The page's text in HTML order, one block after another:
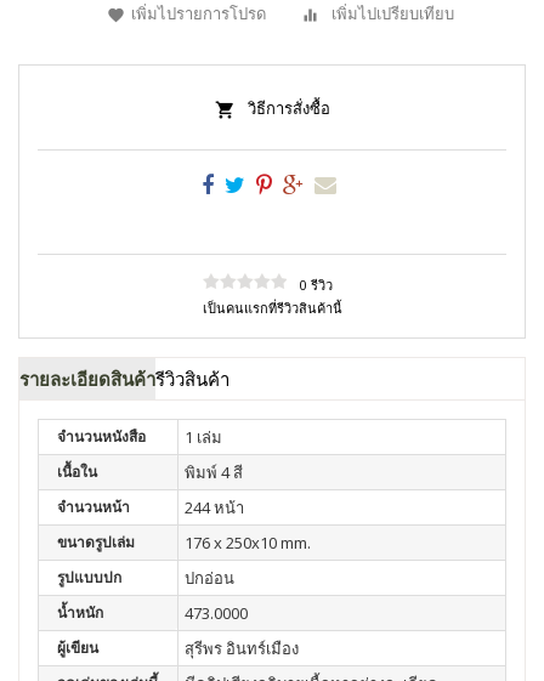
เพิ่มไปรายการโปรด เพิ่มไปเปรียบเทียบ
วิธีการสั่งซื้อ
0 รีวิว
เป็นคนแรกที่รีวิวสินค้านี้
รายละเอียดสินค้ารีวิวสินค้า
จำนวนหนังสือ 1 เล่ม
เนื้อใน พิมพ์ 4 สี
จำนวนหน้า 244 หน้า
ขนาดรูปเล่ม 176 x 250x10 mm.
รูปแบบปก ปกอ่อน
น้ำหนัก 473.0000
ผู้เขียน สุรีพร อินทร์เมือง